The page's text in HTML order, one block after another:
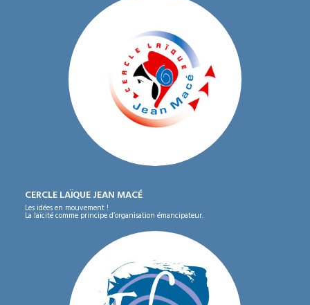
CERCLE LAÏQUE JEAN MACÉ
Les idées en mouvement !
La laïcité comme principe d’organisation émancipateur.